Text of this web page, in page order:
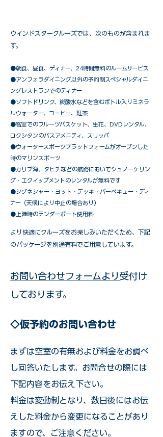
ウインドスタークルーズでは、次のものが含まれま
す。
●朝食、昼食、ディナー、24時間無料のルームサービス
​●アンフォラダイニング以外の予約制スペシャルダイニ
ングレストランでのディナー
●ソフトドリンク、炭酸水などを含むボトル入りミネラ
ルウォーター、コーヒー、紅茶
●客室でのフルーツバスケット、生花、DVDレンタル、
ロクシタンのバスアメニティ、スリッパ
●ウォータースポーツプラットフォームがオープンした
時のマリンスポーツ
●カリブ海、タヒチなどの航路においてシュノーケリン
グ・エクイップメントのレンタルが無料です
​●シグネシャー・ヨット・デッキ・バーベキュー・ディ
ナー（天候により中止の場合あり）
●上陸時のテンダーボート使用料
​より快適にクルーズをお楽しみいただくため、下記
のパッケージを別途有料でご用意しています。​
お問い合わせフォームより 受付け
しております。
◇仮予約のお問い合わせ
まずは空室の有無および料金をお調べ
し回答いたします。お問合せの際には
下記内容をお伝え下さい。
料金は変動制となり、数日後にはお伝
えした料金から変更になることがあり
ますので、ご注意ください。